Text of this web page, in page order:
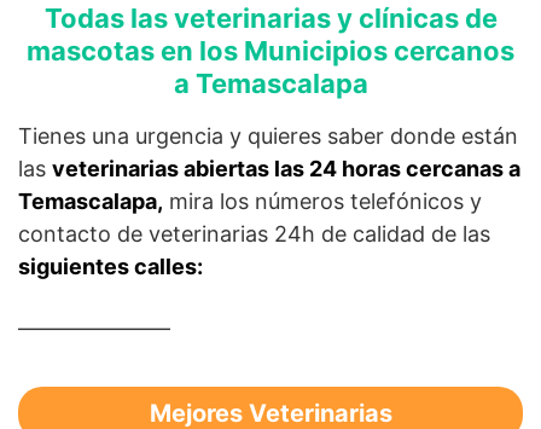
Todas las veterinarias y clínicas de
mascotas en los Municipios cercanos
a Temascalapa
Tienes una urgencia y quieres saber donde están
las veterinarias abiertas las 24 horas cercanas a
Temascalapa, mira los números telefónicos y
contacto de veterinarias 24h de calidad de las
siguientes calles:
———————
Mejores Veterinarias